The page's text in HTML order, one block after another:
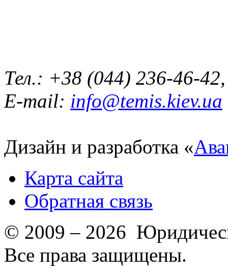
Тел.: +38 (044) 236-46-
E-mail: info@temis.kiev.ua
Дизайн и разработка «
Карта сайта
Обратная связь
© 2009 – 2026
Все права защищены.